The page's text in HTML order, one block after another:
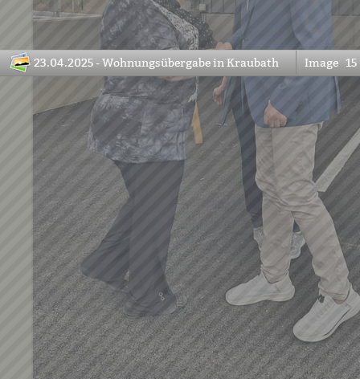
23.04.2025 - Wohnungsübergabe in Kraubath Image 15